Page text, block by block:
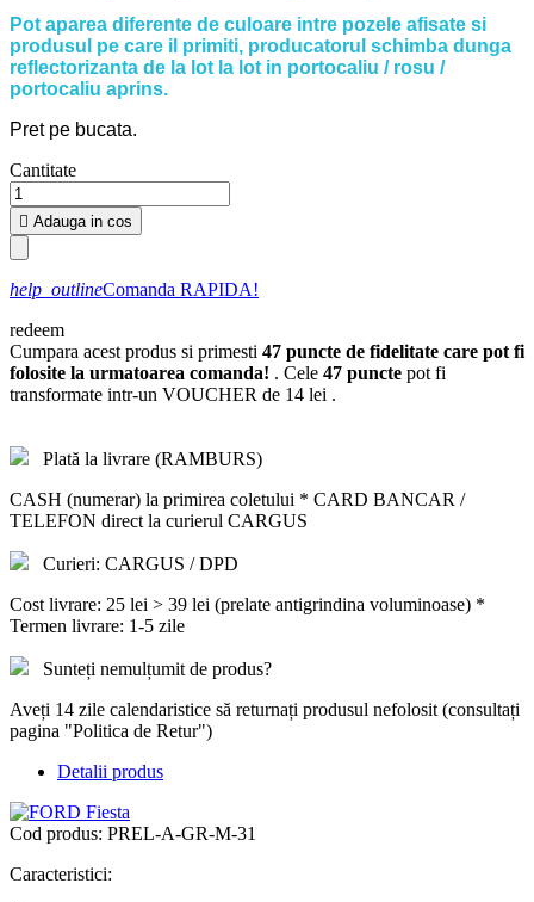
Pot aparea diferente de culoare intre pozele afisate si
produsul pe care il primiti, producatorul schimba dunga
reflectorizanta de la lot la lot in portocaliu / rosu /
portocaliu aprins.
Pret pe bucata.
Cantitate
 Adauga in cos
help_outlineComanda RAPIDA!
redeem
Cumpara acest produs si primesti 47 puncte de fidelitate care pot fi
folosite la urmatoarea comanda! . Cele 47 puncte pot fi
transformate intr-un VOUCHER de 14 lei .
Plată la livrare (RAMBURS)
CASH (numerar) la primirea coletului * CARD BANCAR /
TELEFON direct la curierul CARGUS
Curieri: CARGUS / DPD
Cost livrare: 25 lei > 39 lei (prelate antigrindina voluminoase) *
Termen livrare: 1-5 zile
Sunteți nemulțumit de produs?
Aveți 14 zile calendaristice să returnați produsul nefolosit (consultați
pagina "Politica de Retur")
Detalii produs
Cod produs: PREL-A-GR-M-31
Caracteristici: